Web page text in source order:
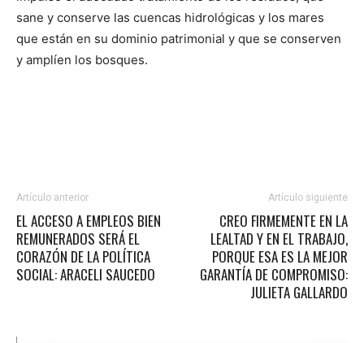
sane y conserve las cuencas hidrológicas y los mares
que están en su dominio patrimonial y que se conserven
y amplíen los bosques.
Artículo anterior
EL ACCESO A EMPLEOS BIEN
REMUNERADOS SERÁ EL
CORAZÓN DE LA POLÍTICA
SOCIAL: ARACELI SAUCEDO
Artículo siguiente
CREO FIRMEMENTE EN LA
LEALTAD Y EN EL TRABAJO,
PORQUE ESA ES LA MEJOR
GARANTÍA DE COMPROMISO:
JULIETA GALLARDO